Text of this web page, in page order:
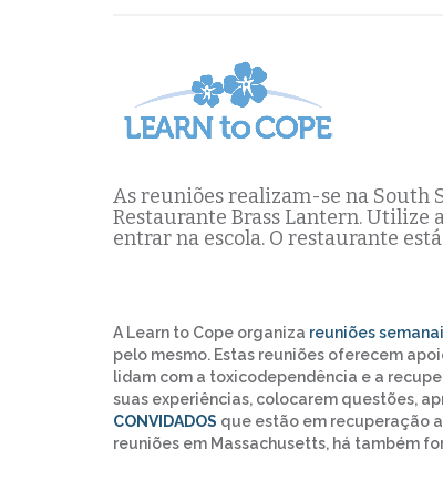
As reuniões realizam-se na South
Restaurante Brass Lantern. Utilize
entrar na escola. O restaurante
A Learn to Cope organiza reuniões
pelo mesmo. Estas reuniões oferecem
lidam com a toxicodependência e a
suas experiências, colocarem questões,
CONVIDADOS que estão em recuperação
reuniões em Massachusetts, há também